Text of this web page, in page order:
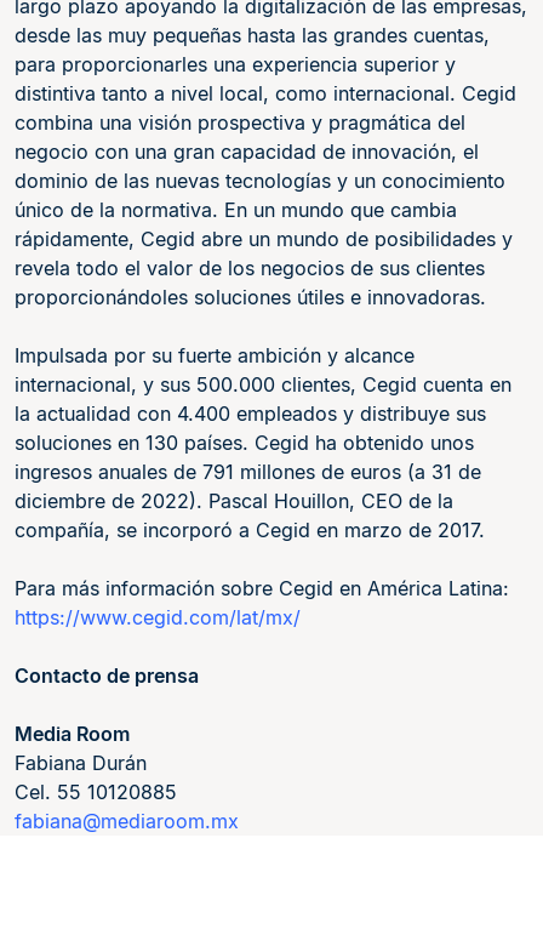
largo plazo apoyando la digitalización de las empresas,
desde las muy pequeñas hasta las grandes cuentas,
para proporcionarles una experiencia superior y
distintiva tanto a nivel local, como internacional. Cegid
combina una visión prospectiva y pragmática del
negocio con una gran capacidad de innovación, el
dominio de las nuevas tecnologías y un conocimiento
único de la normativa. En un mundo que cambia
rápidamente, Cegid abre un mundo de posibilidades y
revela todo el valor de los negocios de sus clientes
proporcionándoles soluciones útiles e innovadoras.
Impulsada por su fuerte ambición y alcance
internacional, y sus 500.000 clientes, Cegid cuenta en
la actualidad con 4.400 empleados y distribuye sus
soluciones en 130 países. Cegid ha obtenido unos
ingresos anuales de 791 millones de euros (a 31 de
diciembre de 2022). Pascal Houillon, CEO de la
compañía, se incorporó a Cegid en marzo de 2017.
Para más información sobre Cegid en América Latina:
https://www.cegid.com/lat/mx/
Contacto de prensa
Media Room
Fabiana Durán
Cel. 55 10120885
fabiana@mediaroom.mx